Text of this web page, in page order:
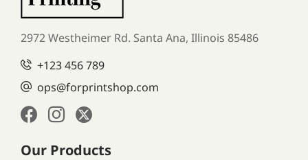
2972 Westheimer Rd. Santa Ana, Illinois 85486
+123 456 789
ops@forprintshop.com
Our Products